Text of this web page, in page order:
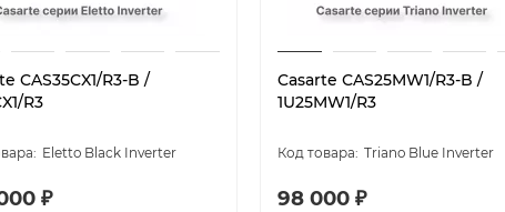
CAS35CX1/R3-B /
R3
Eletto Black Inverter
₽
Casarte СAS25MW1/R3-B /
1U25MW1/R3
Triano Blue Inverter
98 000 ₽